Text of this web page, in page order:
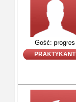
Gość: progres
PRAKTYKANT